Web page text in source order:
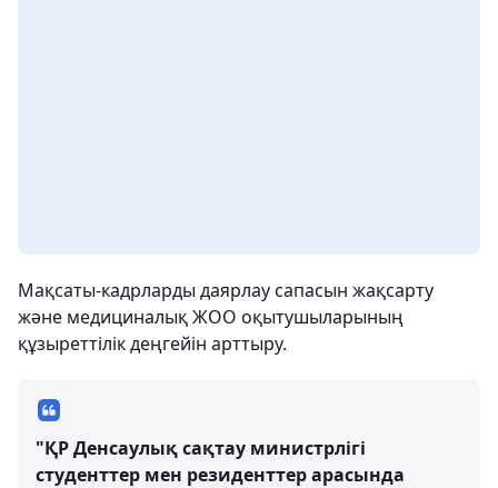
Мақсаты-кадрларды даярлау сапасын жақсарту
және медициналық ЖОО оқытушыларының
құзыреттілік деңгейін арттыру.
"ҚР Денсаулық сақтау министрлігі
студенттер мен резиденттер арасында